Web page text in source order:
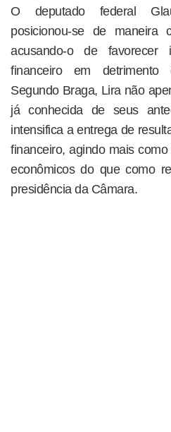
O deputado federal
posicionou-se de maneira
acusando-o de favorecer
financeiro em detrimento
Segundo Braga, Lira não
já conhecida de seus
intensifica a entrega de
financeiro, agindo mais
econômicos do que como
presidência da Câmara.